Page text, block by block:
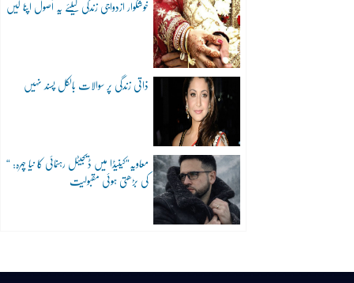
خوشگوار ازدواجی زندگی کیلئے یہ اُصول اپنا لیں
ذاتی زندگی پر سوالات بالکل پسند نہیں
“معاویہ”کینیڈا میں ڈیجیٹل رہنمائی کا نیا چہرہ:
کی بڑھتی ہوئی مقبولیت